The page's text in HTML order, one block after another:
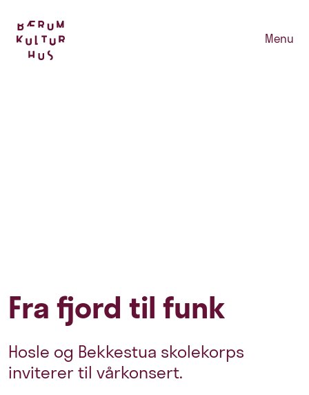
Menu
Fra fjord til funk
Hosle og Bekkestua skolekorps
inviterer til vårkonsert.